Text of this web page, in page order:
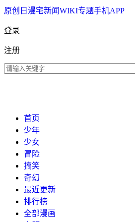
原创 日漫宅新闻WIKI专题手机APP
登录
注册
首页
少年
少女
冒险
搞笑
奇幻
最近更新
排行榜
全部漫画